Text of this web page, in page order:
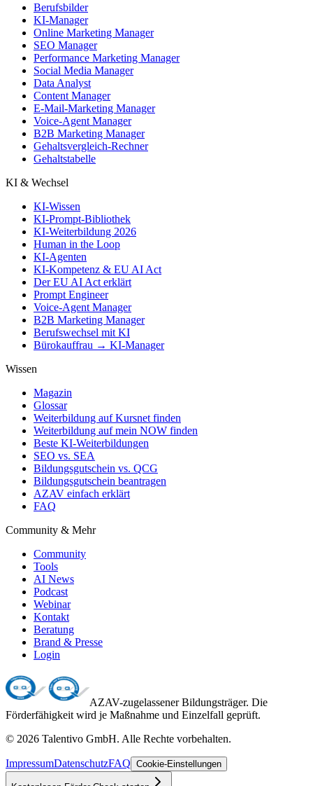
Berufsbilder
KI-Manager
Online Marketing Manager
SEO Manager
Performance Marketing Manager
Social Media Manager
Data Analyst
Content Manager
E-Mail-Marketing Manager
Voice-Agent Manager
B2B Marketing Manager
Gehaltsvergleich-Rechner
Gehaltstabelle
KI & Wechsel
KI-Wissen
KI-Prompt-Bibliothek
KI-Weiterbildung 2026
Human in the Loop
KI-Agenten
KI-Kompetenz & EU AI Act
Der EU AI Act erklärt
Prompt Engineer
Voice-Agent Manager
B2B Marketing Manager
Berufswechsel mit KI
Bürokauffrau → KI-Manager
Wissen
Magazin
Glossar
Weiterbildung auf Kursnet finden
Weiterbildung auf mein NOW finden
Beste KI-Weiterbildungen
SEO vs. SEA
Bildungsgutschein vs. QCG
Bildungsgutschein beantragen
AZAV einfach erklärt
FAQ
Community & Mehr
Community
Tools
AI News
Podcast
Webinar
Kontakt
Beratung
Brand & Presse
Login
AZAV-zugelassener Bildungsträger. Die
Förderfähigkeit wird je Maßnahme und Einzelfall geprüft.
© 2026 Talentivo GmbH. Alle Rechte vorbehalten.
ImpressumDatenschutzFAQ Cookie-Einstellungen